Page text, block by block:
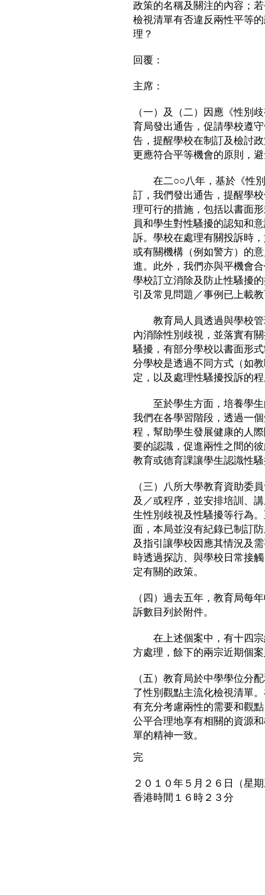
政策的名稱及關注的內容；
檢視清單有否違反兩性平等
理？
回覆：
主席：
（一）及（二）因應《性別
育局發出通告，促請學校遵
告，提醒學校在制訂及檢討
更應符合平等機會的原則，
在二○○八年，基於《性別
訂，我們發出通告，提醒學
理可行的措施，包括以書面
員和學生對性騷擾的認知和
訴。學校在處理有關投訴時
或有關機構（例如警方）的
進。此外，我們亦與平機會
學校訂立消除及防止性騷擾
引及常見問題／事例已上載
教育局人員透過與學校管
內消除性別歧視，並落實有
騷擾，有部分學校以書面形
分學校是透過不同方式（如
定，以及處理性騷擾投訴的
至於學生方面，培養學生
我們在各學習階段，透過一
程，幫助學生發展健康的人
要的認識，促進兩性之間的
教育或德育課讓學生認識性
（三）八所大學教育資助委
及／或程序，並安排培訓、
生性別歧視及性騷擾等行為
面，本局並沒有紀錄已制訂
及指引讓學校因應其情況及
時透過探訪、與學校日常接
定有關的政策。
（四）過去五年，教育局每
訴數目列於附件。
在上述個案中，有十四宗
方處理，餘下的兩宗近期個
（五）教育局於中學學位分
了性別觀點主流化檢視清單
有充分考慮兩性的需要和觀
公平合理地享有相關的資源
單的精神一致。
完
２０１０年５月２６日（星
香港時間１６時２３分